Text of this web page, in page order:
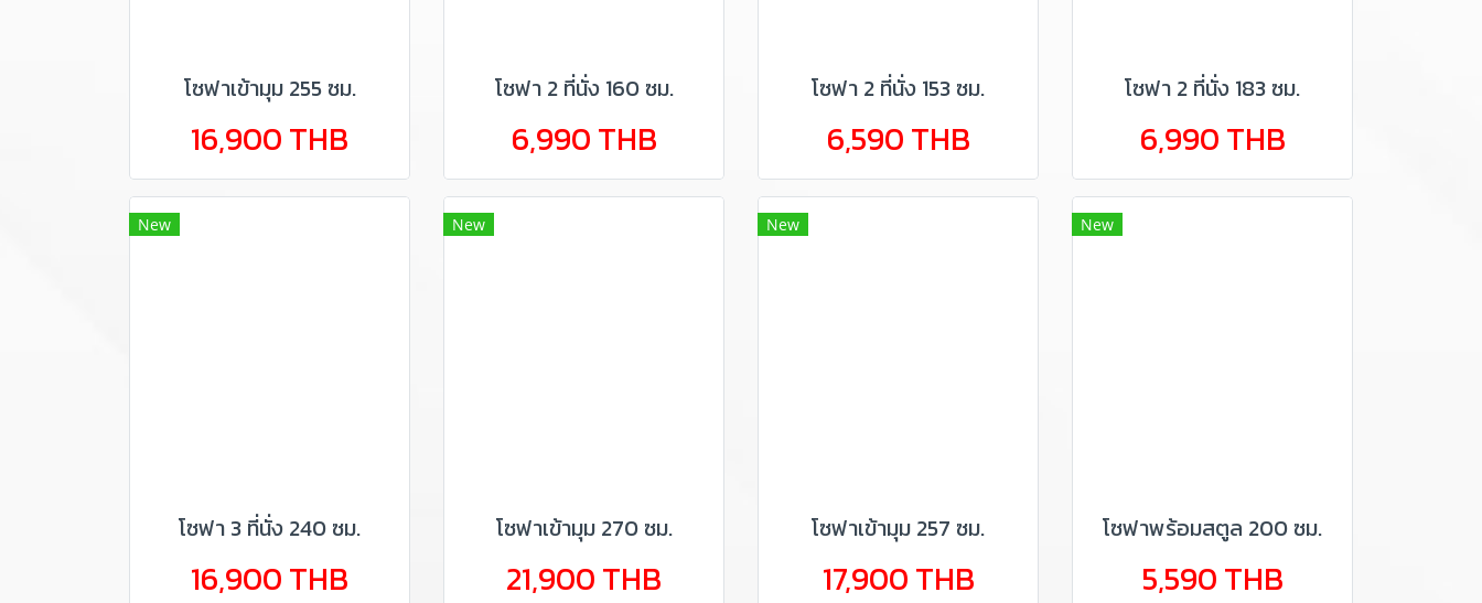
โซฟาเข้ามุม 255 ซม.
16,900 THB
โซฟา 2 ที่นั่ง 160 ซม.
6,990 THB
โซฟา 2 ที่นั่ง 153 ซม.
6,590 THB
โซฟา 2 ที่นั่ง 183 ซม.
6,990 THB
New
โซฟา 3 ที่นั่ง 240 ซม.
16,900 THB
New
โซฟาเข้ามุม 270 ซม.
21,900 THB
New
โซฟาเข้ามุม 257 ซม.
17,900 THB
New
โซฟาพร้อมสตูล 200 ซม.
5,590 THB